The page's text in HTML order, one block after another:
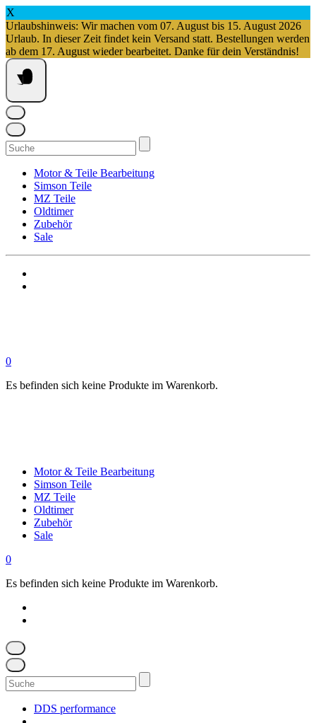
X
Urlaubshinweis: Wir machen vom 07. August bis 15. August 2026
Urlaub. In dieser Zeit findet kein Versand statt. Bestellungen werden
ab dem 17. August wieder bearbeitet. Danke für dein Verständnis!
Springe
zum
Inhalt
Suchen
nach:
Motor & Teile Bearbeitung
Simson Teile
MZ Teile
Oldtimer
Zubehör
Sale
0
Es befinden sich keine Produkte im Warenkorb.
Motor & Teile Bearbeitung
Simson Teile
MZ Teile
Oldtimer
Zubehör
Sale
0
Es befinden sich keine Produkte im Warenkorb.
Suchen
nach:
DDS performance